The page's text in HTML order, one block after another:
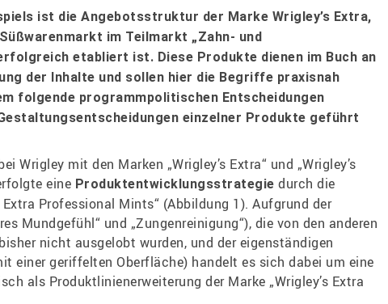
ist die Angebotsstruktur der Marke Wrigley’s Extra,
im Teilmarkt „Zahn- und
etabliert ist. Diese Produkte dienen im Buch an
der Inhalte und sollen hier die Begriffe praxisnah
folgende programmpolitischen Entscheidungen
einzelner Produkte geführt
Wrigley mit den Marken „Wrigley’s Extra“ und „Wrigley’s
eine Produktentwicklungsstrategie durch die
Extra Professional Mints“ (Abbildung 1). Aufgrund der
Mundgefühl“ und „Zungenreinigung“), die von den anderen
nicht ausgelobt wurden, und der eigenständigen
einer geriffelten Oberfläche) handelt es sich dabei um eine
als Produktlinienerweiterung der Marke „Wrigley’s Extra